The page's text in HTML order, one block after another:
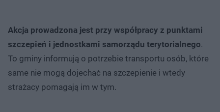
Akcja prowadzona jest przy współpracy z punktami
szczepień i jednostkami samorządu terytorialnego.
To gminy informują o potrzebie transportu osób, które
same nie mogą dojechać na szczepienie i wtedy
strażacy pomagają im w tym.​